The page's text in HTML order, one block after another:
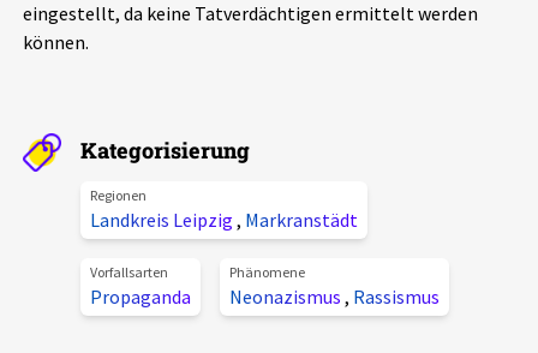
Schlaglichter
Aktuelles
Veranstaltungen
Über uns
eingestellt, da keine Tatverdächtigen ermittelt werden
können.
Kategorisierung
Regionen
Landkreis Leipzig , Markranstädt
Vorfallsarten
Propaganda
Phänomene
Neonazismus , Rassismus